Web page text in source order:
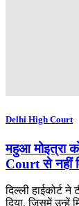
Delhi High Court
महुआ मोइत्रा
Court से नहीं
दिल्ली हाईकोर्ट
दिया, जिसमें उन्हें